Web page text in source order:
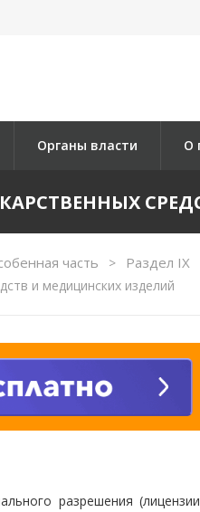
Органы власти О
часть > Раздел IX
и медицинских изделий
разрешения